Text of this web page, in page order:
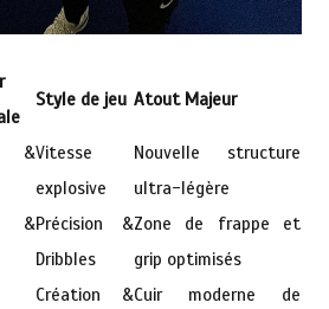
Style de jeu Atout Majeur
&Vitesse
explosive
Nouvelle structure
ultra-légère
&Précision &
Dribbles
Zone de frappe et
grip optimisés
Création &Cuir moderne de